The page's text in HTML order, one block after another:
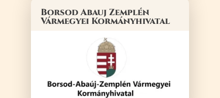
Borsod Abauj Zemplén
Vármegyei Kormányhivatal